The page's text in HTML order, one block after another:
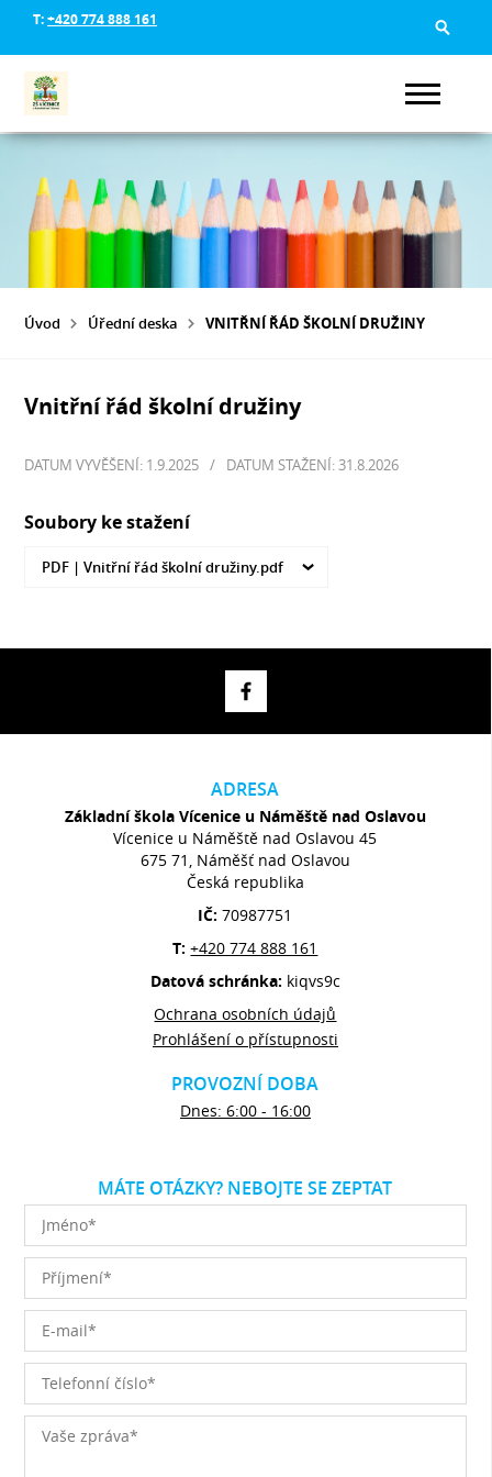
T:+420 774 888 161
Úvod Úřední deska VNITŘNÍ ŘÁD ŠKOLNÍ DRUŽINY
Vnitřní řád školní družiny
DATUM VYVĚŠENÍ: 1.9.2025 / DATUM STAŽENÍ: 31.8.2026
Soubory ke stažení
PDF |Vnitřní řád školní družiny.pdf
ADRESA
Základní škola Vícenice u Náměště nad Oslavou
Vícenice u Náměště nad Oslavou 45
675 71, Náměšť nad Oslavou
Česká republika
IČ:70987751
T:+420 774 888 161
Datová schránka: kiqvs9c
Ochrana osobních údajů
Prohlášení o přístupnosti
PROVOZNÍ DOBA
Dnes: 6:00 - 16:00
MÁTE OTÁZKY? NEBOJTE SE ZEPTAT